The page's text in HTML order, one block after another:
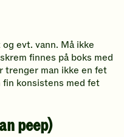
evt. vann. Må ikke
finnes på boks med
trenger man ikke en fet
fin konsistens med fet
peep)